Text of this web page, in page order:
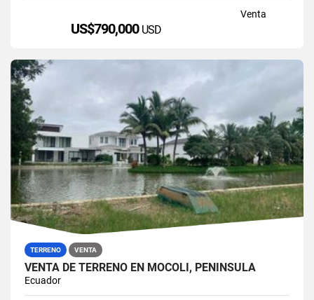
Venta
US$790,000 USD
TERRENO VENTA
VENTA DE TERRENO EN MOCOLI, PENÍNSULA
Ecuador